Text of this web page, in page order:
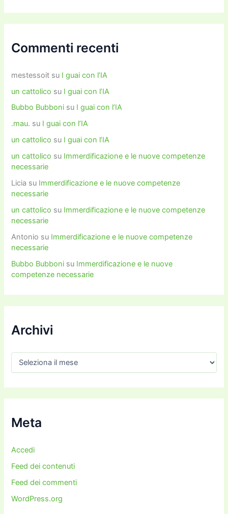
Commenti recenti
mestessoit su I guai con l’IA
un cattolico su I guai con l’IA
Bubbo Bubboni su I guai con l’IA
.mau. su I guai con l’IA
un cattolico su I guai con l’IA
un cattolico su Immerdificazione e le nuove competenze
necessarie
Licia su Immerdificazione e le nuove competenze
necessarie
un cattolico su Immerdificazione e le nuove competenze
necessarie
Antonio su Immerdificazione e le nuove competenze
necessarie
Bubbo Bubboni su Immerdificazione e le nuove
competenze necessarie
Archivi
h
i
iMeta
Accedi
Feed dei contenuti
Feed dei commenti
WordPress.org